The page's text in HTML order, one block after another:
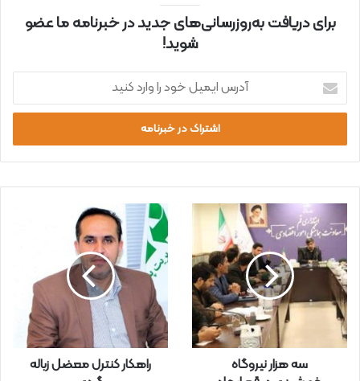
برای دریافت به‌روزرسانی‌های جدید در خبرنامه ما عضو
شوید!
ر
ا
ی
ل
خ
د
ر
ا
و
ا
ر
سه هزار نیروگاه
راهکار کنترل معضل زباله